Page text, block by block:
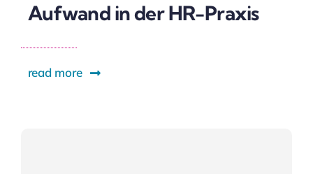
Aufwand in der HR-Praxis
read more